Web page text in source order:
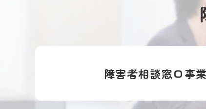
障害者相談窓口事